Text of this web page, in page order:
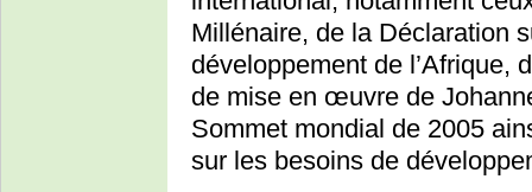
Millénaire, de la Déclaration
développement de l’Afrique,
de mise en œuvre de
Sommet mondial de 2005
sur les besoins de